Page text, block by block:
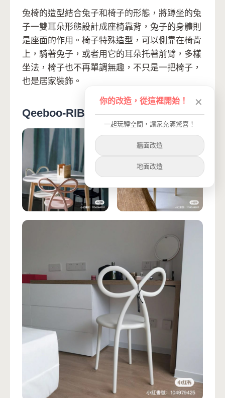
兔椅的造型結合兔子和椅子的形態，將蹲坐的兔
子一雙耳朵形態設計成座椅靠背，兔子的身體則
是座面的作用。椅子特殊造型，可以側靠在椅背
上，騎著兔子，或者用它的耳朵托著前臂，多樣
坐法，椅子也不再單調無趣，不只是一把椅子，
也是居家裝飾。
Qeeboo-RIBBON CHAIR蝴蝶結椅子
你的改造，從這裡開始！ ✕
一起玩轉空間，讓家充滿驚喜！
牆面改造
地面改造